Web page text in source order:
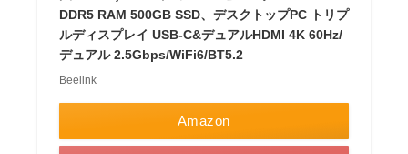
DDR5 RAM 500GB SSD、デスクトップPC トリプ
ルディスプレイ USB-C&デュアルHDMI 4K 60Hz/
デュアル 2.5Gbps/WiFi6/BT5.2
Beelink
Amazon